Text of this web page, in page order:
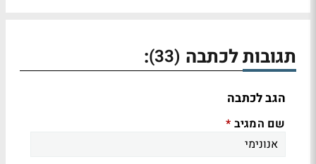
תגובות לכתבה (33)
:
הגב לכתבה
שם המגיב *